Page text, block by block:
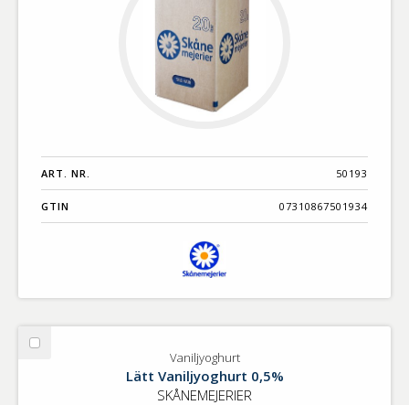
ART. NR. 50193
GTIN 07310867501934
Välj
Vaniljyoghurt
Lätt Vaniljyoghurt 0,5%
SKÅNEMEJERIER